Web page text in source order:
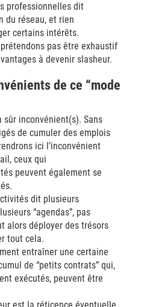
professionnelles dit
du réseau, et rien
certains intérêts.
pas être exhaustif
à devenir slasheur.
de ce “mode
inconvénient(s). Sans
de cumuler des emplois
ici l’inconvénient
ceux qui
peuvent également se
dit plusieurs
“agendas”, pas
alors déployer des trésors
tout cela.
entraîner une certaine
de “petits contrats” qui,
exécutés, peuvent être